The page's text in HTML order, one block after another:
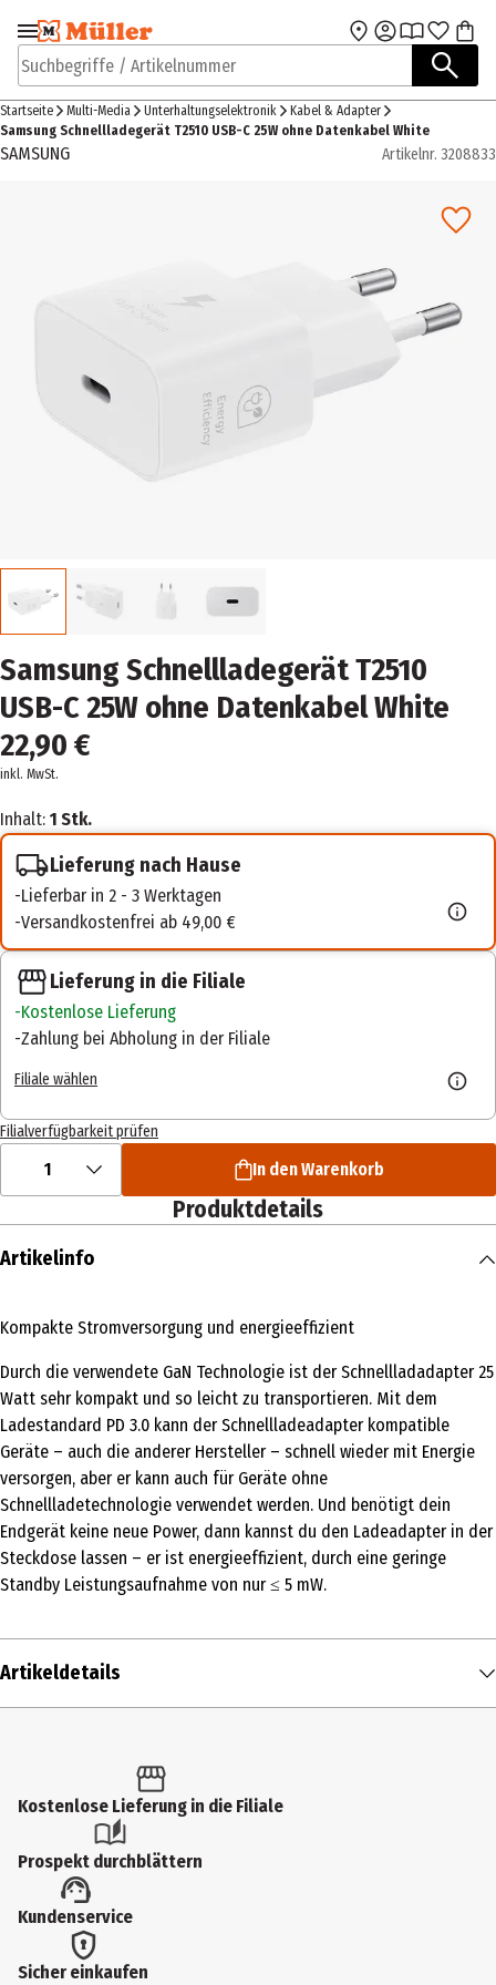
Zur Navigation
springen
Zum Hauptinhalt
Suchbegriffe / Artikelnummer
Startseite Multi-Media Unterhaltungselektronik
Kabel & Adapter
Samsung Schnellladegerät T2510 USB-C 25W ohne Datenkabel White
SAMSUNG Artikelnr. 3208833
Samsung Schnellladegerät T2510
USB-C 25W ohne Datenkabel White
22,90 €
inkl. MwSt.
Inhalt: 1 Stk.
Lieferung nach Hause
Lieferbar in 2 - 3 Werktagen
Versandkostenfrei ab 49,00 €
Lieferung in die Filiale
Kostenlose Lieferung
Zahlung bei Abholung in der Filiale
Filiale wählen
Filialverfügbarkeit prüfen
1 In den Warenkorb
Produktdetails
Artikelinfo
Kompakte Stromversorgung und energieeffizient
Durch die verwendete GaN Technologie ist der Schnellladadapter 25
Watt sehr kompakt und so leicht zu transportieren. Mit dem
Ladestandard PD 3.0 kann der Schnellladeadapter kompatible
Geräte – auch die anderer Hersteller – schnell wieder mit Energie
versorgen, aber er kann auch für Geräte ohne
Schnellladetechnologie verwendet werden. Und benötigt dein
Endgerät keine neue Power, dann kannst du den Ladeadapter in der
Steckdose lassen – er ist energieeffizient, durch eine geringe
Standby Leistungsaufnahme von nur ≤ 5 mW.
Artikeldetails
Produkttyp
Schnellladegerät
Lieferumfang
Samsung Schnellladeadapter 25 Watt EP-T2510
Modellnummer
Kostenlose Lieferung in die Filiale
Prospekt durchblättern
Kundenservice
Sicher einkaufen